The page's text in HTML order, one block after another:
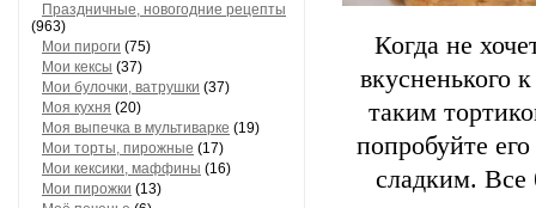
Праздничные, новогодние рецепты
(963)
Мои пироги (75)
Мои кексы (37)
Мои булочки, ватрушки (37)
Моя кухня (20)
Моя выпечка в мультиварке (19)
Мои торты, пирожные (17)
Мои кексики, маффины (16)
Мои пирожки (13)
Когда не
вкусненького
таким
попробуйте
сладким. Все